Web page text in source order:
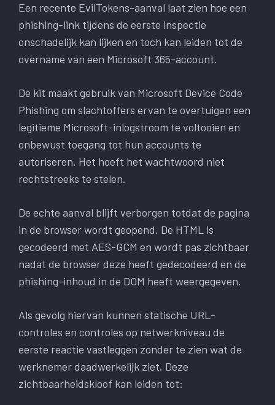
Een recente EvilTokens-aanval laat zien hoe een
phishing-link tijdens de eerste inspectie
onschadelijk kan lijken en toch kan leiden tot de
overname van een Microsoft 365-account.
De kit maakt gebruik van Microsoft Device Code
Phishing om slachtoffers ervan te overtuigen een
legitieme Microsoft-inlogstroom te voltooien en
onbewust toegang tot hun accounts te
autoriseren. Het hoeft het wachtwoord niet
rechtstreeks te stelen.
De echte aanval blijft verborgen totdat de pagina
in de browser wordt geopend. De HTML is
gecodeerd met AES-GCM en wordt pas zichtbaar
nadat de browser deze heeft gedecodeerd en de
phishing-inhoud in de DOM heeft weergegeven.
Als gevolg hiervan kunnen statische URL-
controles en controles op netwerkniveau de
eerste reactie vastleggen zonder te zien wat de
werknemer daadwerkelijk ziet. Deze
zichtbaarheidskloof kan leiden tot: